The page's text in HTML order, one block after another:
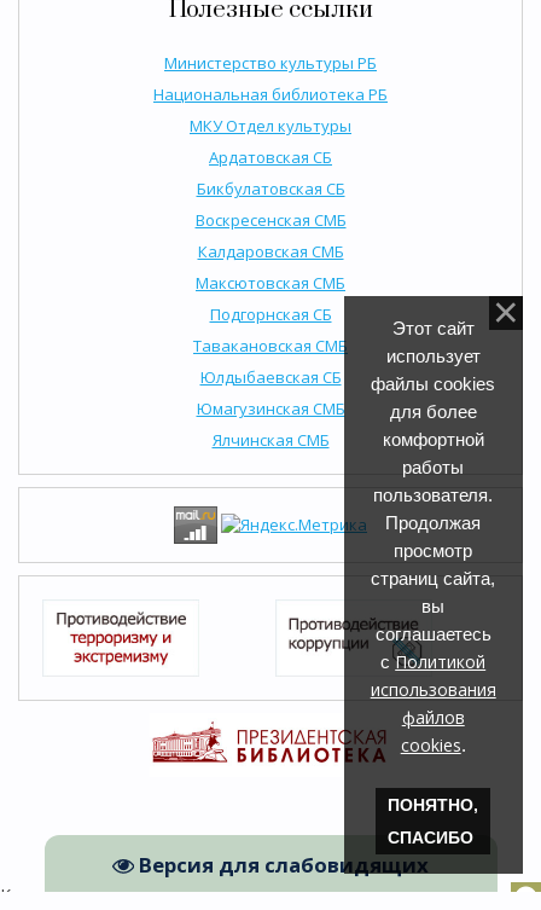
Версия для слабовидящих
Полезные ссылки
Министерство культуры РБ
Национальная библиотека РБ
МКУ Отдел культуры
Ардатовская СБ
Бикбулатовская СБ
Воскресенская СМБ
Калдаровская СМБ
Максютовская СМБ
Подгорнская СБ
Тавакановская СМБ
Юлдыбаевская СБ
Юмагузинская СМБ
Ялчинская СМБ
Кугарчинская ЦРБ © 2026
Этот сайт
использует
файлы cookies
для более
комфортной
работы
пользователя.
Продолжая
просмотр
страниц сайта,
вы
соглашаетесь
сПолитикой
использования
файлов
cookies.
ПОНЯТНО,
СПАСИБО